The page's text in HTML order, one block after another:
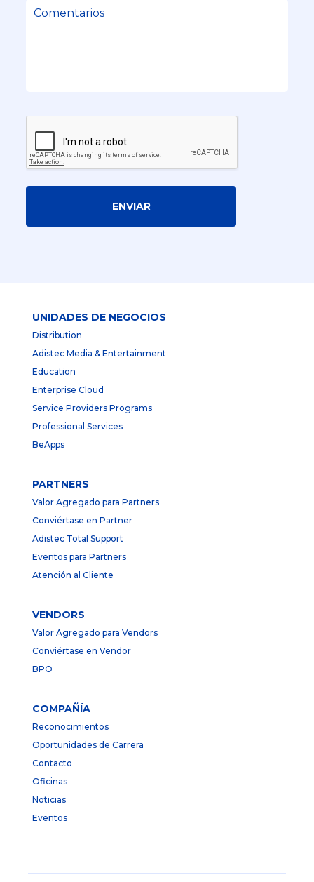
ENVIAR
UNIDADES DE NEGOCIOS
Distribution
Adistec Media & Entertainment
Education
Enterprise Cloud
Service Providers Programs
Professional Services
BeApps
PARTNERS
Valor Agregado para Partners
Conviértase en Partner
Adistec Total Support
Eventos para Partners
Atención al Cliente
VENDORS
Valor Agregado para Vendors
Conviértase en Vendor
BPO
COMPAÑÍA
Reconocimientos
Oportunidades de Carrera
Contacto
Oficinas
Noticias
Eventos